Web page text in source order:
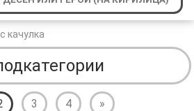
качулка
3 4 »